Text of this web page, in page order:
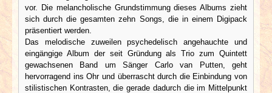
vor. Die melancholische Grundstimmung dieses Albums zieht
sich durch die gesamten zehn Songs, die in einem Digipack
präsentiert werden.
Das melodische zuweilen psychedelisch angehauchte und
eingängige Album der seit Gründung als Trio zum Quintett
gewachsenen Band um Sänger Carlo van Putten, geht
hervorragend ins Ohr und überrascht durch die Einbindung von
stilistischen Kontrasten, die gerade dadurch die im Mittelpunkt